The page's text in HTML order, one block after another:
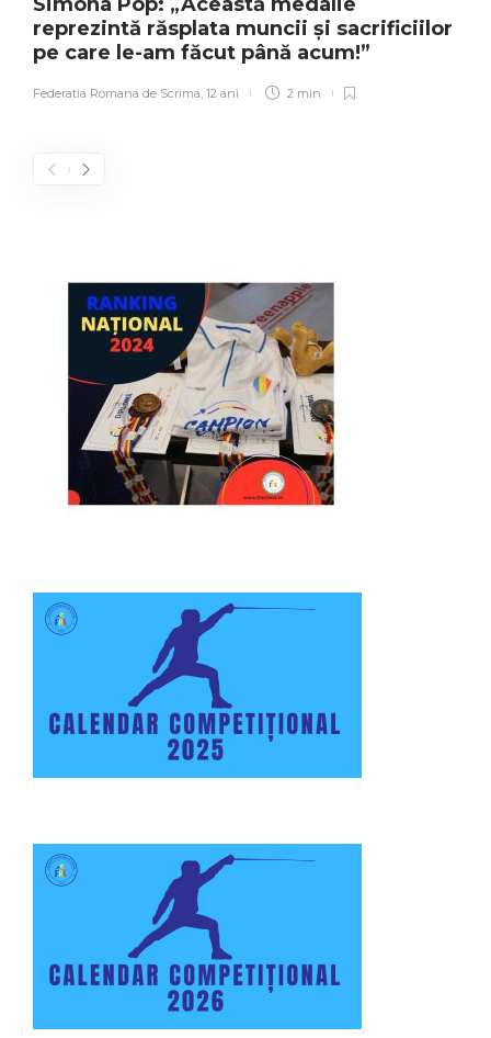
reprezintă răsplata muncii și sacrificiilor
pe care le-am făcut până acum!”
Federatia Romana de Scrima, 12 ani 2 min